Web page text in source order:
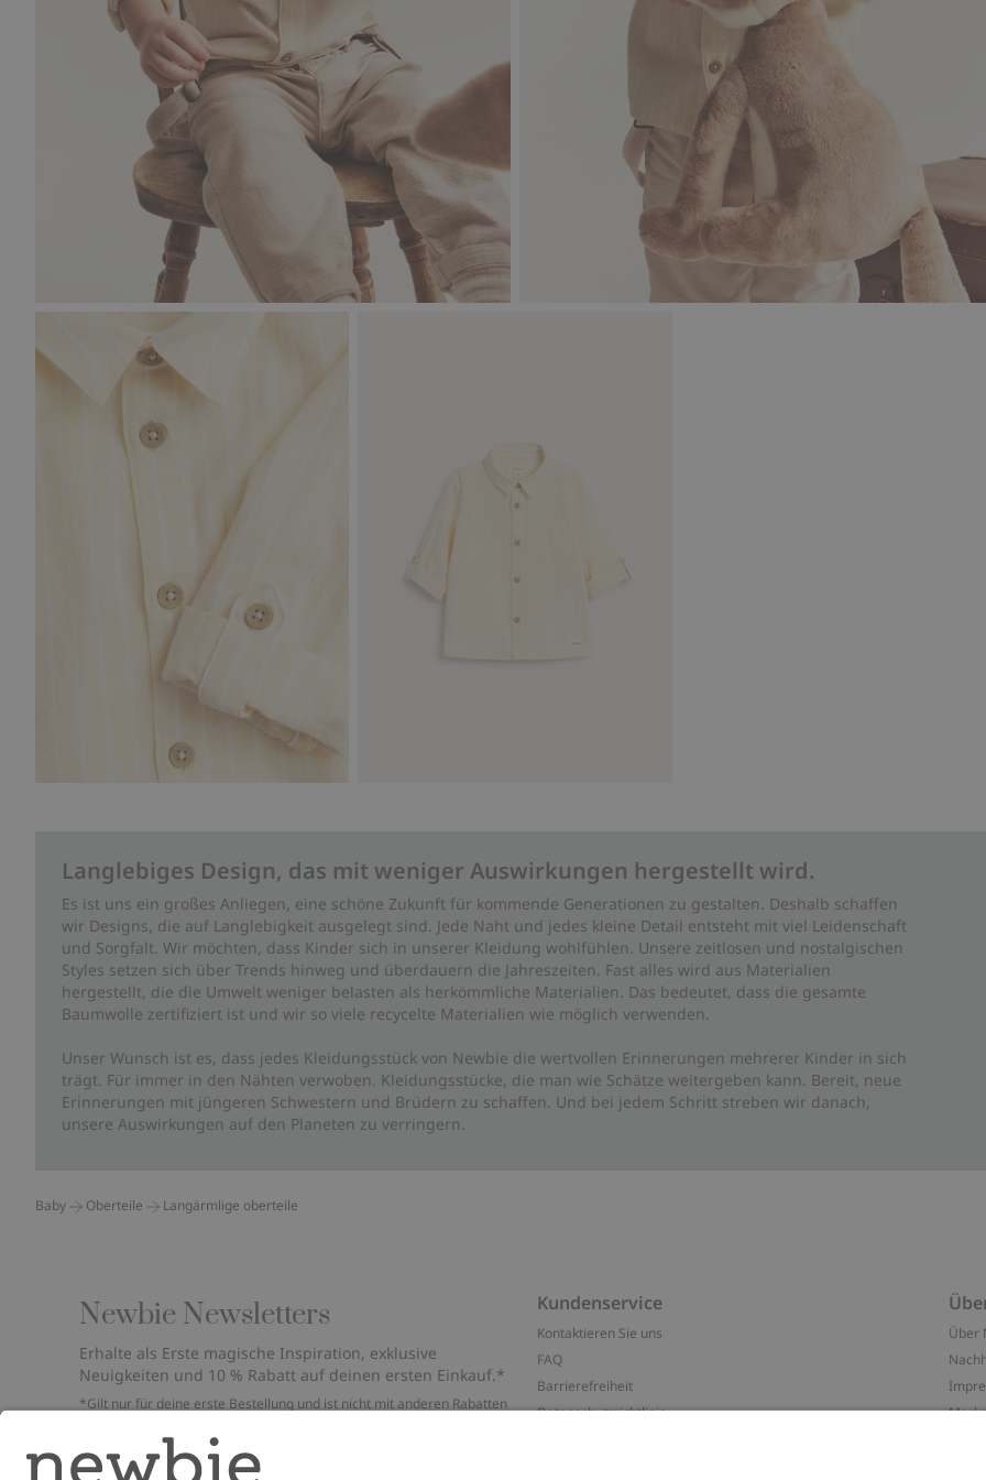
Langlebiges Design, das mit weniger Auswirkungen hergestellt wird.
Es ist uns ein großes Anliegen, eine schöne Zukunft für kommende Generationen zu gestalten. Deshalb schaffen
wir Designs, die auf Langlebigkeit ausgelegt sind. Jede Naht und jedes kleine Detail entsteht mit viel Leidenschaft
und Sorgfalt. Wir möchten, dass Kinder sich in unserer Kleidung wohlfühlen. Unsere zeitlosen und nostalgischen
Styles setzen sich über Trends hinweg und überdauern die Jahreszeiten. Fast alles wird aus Materialien
hergestellt, die die Umwelt weniger belasten als herkömmliche Materialien. Das bedeutet, dass die gesamte
Baumwolle zertifiziert ist und wir so viele recycelte Materialien wie möglich verwenden.
Unser Wunsch ist es, dass jedes Kleidungsstück von Newbie die wertvollen Erinnerungen mehrerer Kinder in sich
trägt. Für immer in den Nähten verwoben. Kleidungsstücke, die man wie Schätze weitergeben kann. Bereit, neue
Erinnerungen mit jüngeren Schwestern und Brüdern zu schaffen. Und bei jedem Schritt streben wir danach,
unsere Auswirkungen auf den Planeten zu verringern.
Baby Oberteile Langärmlige oberteile
Newbie Newsletters
Erhalte als Erste magische Inspiration, exklusive
Neuigkeiten und 10 % Rabatt auf deinen ersten Einkauf.*
*Gilt nur für deine erste Bestellung und ist nicht mit anderen Rabatten
überprüfe deinen Spam-Ordner. Lies unsere
FAQ & Cookie-Richtlinie
Kundenservice
Kontaktieren Sie uns
FAQ
Barrierefreiheit
Datenschutzrichtlinie
Über